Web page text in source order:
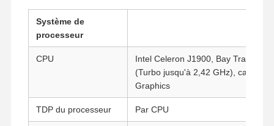
Système de
processeur
CPU
Intel Celeron J1900, Bay Trail, 4
(Turbo jusqu'à 2,42 GHz), cache 2
Graphics
TDP du processeur Par CPU